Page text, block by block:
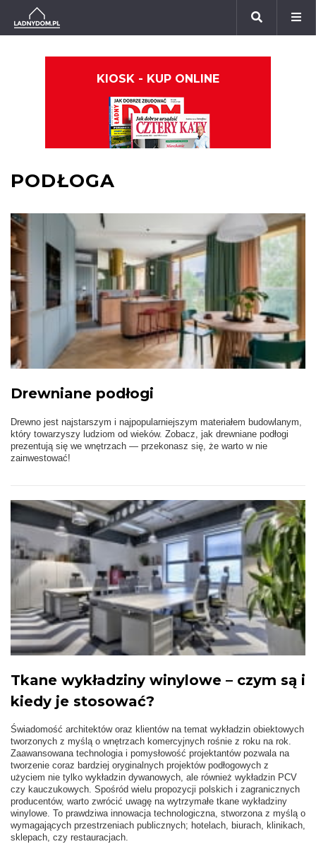
KIOSK - KUP ONLINE
PODŁOGA
Drewniane podłogi
Drewno jest najstarszym i najpopularniejszym materiałem budowlanym,
który towarzyszy ludziom od wieków. Zobacz, jak drewniane podłogi
prezentują się we wnętrzach — przekonasz się, że warto w nie
zainwestować!
Tkane wykładziny winylowe – czym są i
kiedy je stosować?
Świadomość architektów oraz klientów na temat wykładzin obiektowych
tworzonych z myślą o wnętrzach komercyjnych rośnie z roku na rok.
Zaawansowana technologia i pomysłowość projektantów pozwala na
tworzenie coraz bardziej oryginalnych projektów podłogowych z
użyciem nie tylko wykładzin dywanowych, ale również wykładzin PCV
czy kauczukowych. Spośród wielu propozycji polskich i zagranicznych
producentów, warto zwrócić uwagę na wytrzymałe tkane wykładziny
winylowe. To prawdziwa innowacja technologiczna, stworzona z myślą o
wymagających przestrzeniach publicznych; hotelach, biurach, klinikach,
sklepach, czy restauracjach.